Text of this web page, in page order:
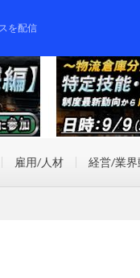
を配信
雇用/人材 経営/業界